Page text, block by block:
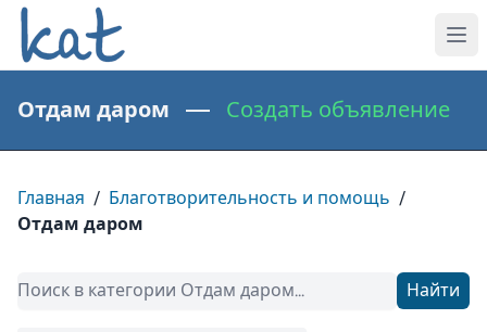
Отдам даром — Создать объявление
Главная / Благотворительность и помощь /
Отдам даром
Найти